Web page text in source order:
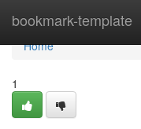
bookmark-template
Home
Home
1